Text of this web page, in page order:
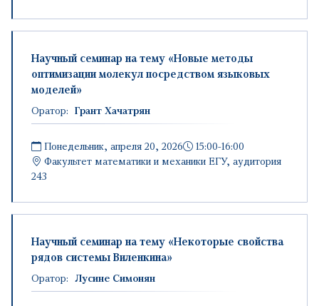
Научный семинар на тему «Новые методы
оптимизации молекул посредством языковых
моделей»
Оратор: Грант Хачатрян
Понедельник, апреля 20, 2026
15:00-16:00
Факультет математики и механики ЕГУ, аудитория
243
Научный семинар на тему «Некоторые свойства
рядов системы Виленкина»
Оратор: Лусине Симонян